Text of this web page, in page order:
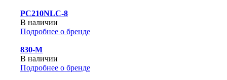
PC210NLC-8
В наличии
Подробнее о бренде
830-М
В наличии
Подробнее о бренде